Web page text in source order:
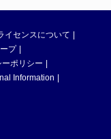
イセンスについて
プ
ポリシー
Information